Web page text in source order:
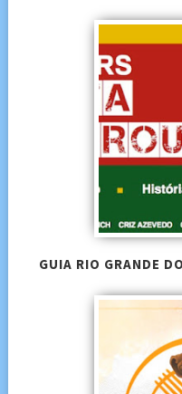
GUIA RIO GRANDE